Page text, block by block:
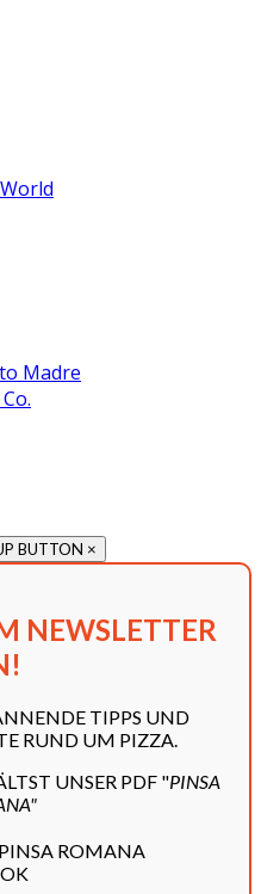
Madre
×
NEWSLETTER
TIPPS UND
RUND UM PIZZA.
UNSER PDF "PINSA